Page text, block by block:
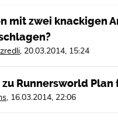
mit zwei knackigen
20.03.2014, 15:24
zu Runnersworld Plan
16.03.2014, 22:06